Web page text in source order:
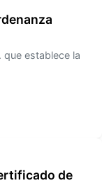
establece la
de